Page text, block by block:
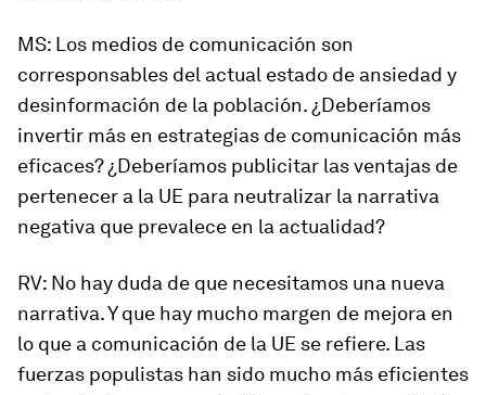
MS: Los medios de comunicación son
corresponsables del actual estado de ansiedad y
desinformación de la población. ¿Deberíamos
invertir más en estrategias de comunicación más
eficaces? ¿Deberíamos publicitar las ventajas de
pertenecer a la UE para neutralizar la narrativa
negativa que prevalece en la actualidad?
RV: No hay duda de que necesitamos una nueva
narrativa. Y que hay mucho margen de mejora en
lo que a comunicación de la UE se refiere. Las
fuerzas populistas han sido mucho más eficientes